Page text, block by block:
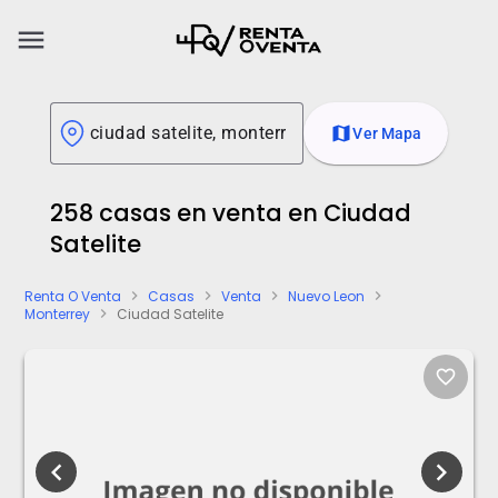
menu
mapVer Mapa
258 casas en venta en Ciudad
Satelite
Renta O Venta chevron_right Casas chevron_right Venta chevron_right Nuevo Leon chevron_right
Monterrey chevron_right Ciudad Satelite
favorite_border
chevron_left chevron_right